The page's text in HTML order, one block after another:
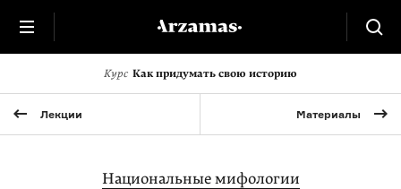
Курс Как придумать свою историю
Лекции Материалы
Национальные мифологии